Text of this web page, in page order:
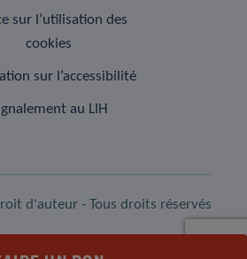
sur l’utilisation des
cookies
sur l’accessibilité
au LIH
d'auteur - Tous droits réservés